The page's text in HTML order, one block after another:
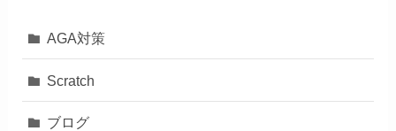
AGA対策
Scratch
ブログ